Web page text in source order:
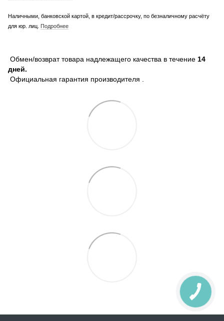
Наличными, банковской картой, в кредит/рассрочку, по безналичному расчёту
для юр. лиц. Подробнее
Обмен/возврат товара надлежащего качества в течение 14
дней.
Официальная гарантия производителя .